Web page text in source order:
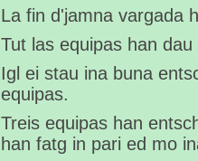
La fin d'jamna vargada
Tut las equipas han
Igl ei stau ina buna
equipas.
Treis equipas han
han fatg in pari ed mo